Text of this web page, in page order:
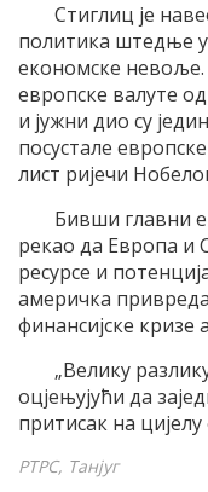
Стиглиц је
политика штедње
економске невоље.
европске валуте
и јужни дио су
посустале
лист ријечи
Бивши главни
рекао да Европа и
ресурсе и
америчка
финансијске кризе
„Велику
оцјењујући да
притисак на
РТРС, Танјуг